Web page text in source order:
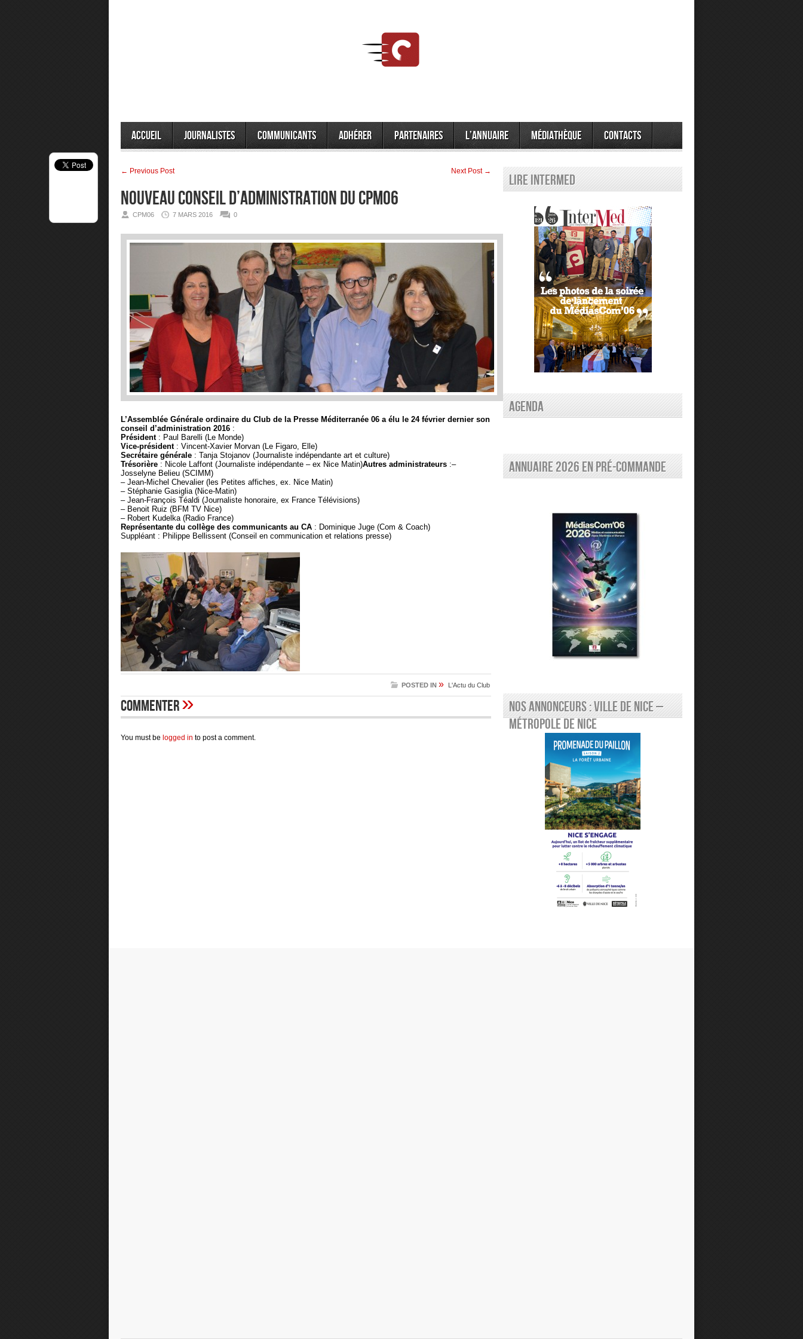
Accueil Journalistes Communicants Adhérer Partenaires L’annuaire Médiathèque Contacts
← Previous Post Next Post →
NOUVEAU CONSEIL D’ADMINISTRATION DU CPM06
CPM06 7 MARS 2016 0
L’Assemblée Générale ordinaire du Club de la Presse Méditerranée 06 a élu le 24 février dernier son
conseil d’administration 2016 :
Président: Paul Barelli (Le Monde)
Vice-président: Vincent-Xavier Morvan (Le Figaro, Elle)
Secrétaire générale : Tanja Stojanov (Journaliste indépendante art et culture)
Trésorière : Nicole Laffont (Journaliste indépendante – ex Nice Matin)Autres administrateurs :–
Josselyne Belieu (SCIMM)
– Jean-Michel Chevalier (les Petites affiches, ex. Nice Matin)
– Stéphanie Gasiglia (Nice-Matin)
– Jean-François Téaldi (Journaliste honoraire, ex France Télévisions)
– Benoit Ruiz (BFM TV Nice)
– Robert Kudelka (Radio France)
Représentante du collège des communicants au CA : Dominique Juge (Com & Coach)
Suppléant : Philippe Bellissent (Conseil en communication et relations presse)
POSTED IN » L'Actu du Club
Commenter»
You must be logged in to post a comment.
Lire Intermed
AGENDA
Annuaire 2026 en pré-commande
Nos annonceurs : Ville de Nice –
Métropole de Nice